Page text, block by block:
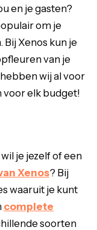
en je gasten?
om je
Xenos kun je
van je
wij al voor
voor elk budget!
je jezelf of een
Xenos? Bij
waaruit je kunt
complete
soorten